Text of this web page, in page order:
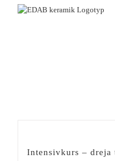
Fortsätt
Intensivkurs – dreja